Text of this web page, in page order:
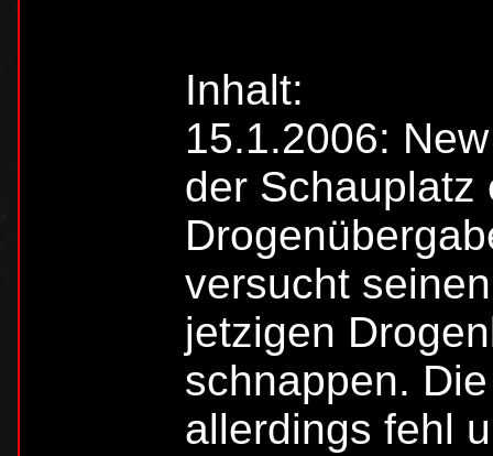
Inhalt:
15.1.2006:
der Schauplatz
versucht
jetzigen
schnappen.
allerdings fehl